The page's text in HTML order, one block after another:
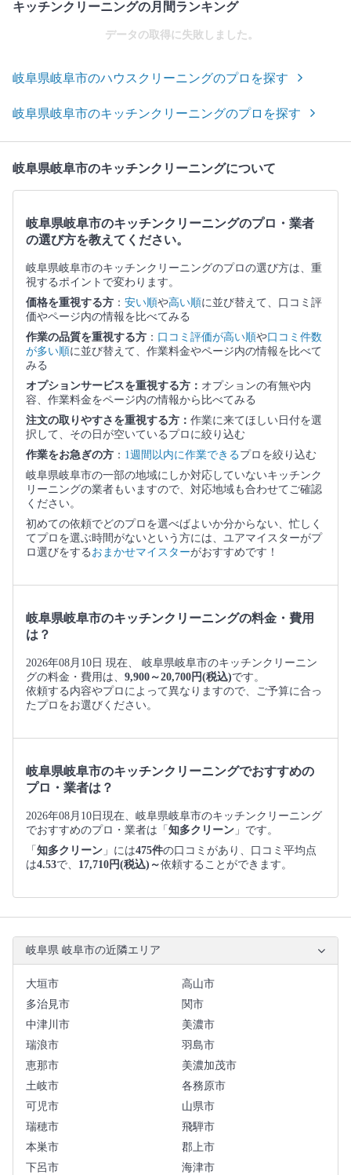
キッチンクリーニングの月間ランキング
データの取得に失敗しました。
岐阜県岐阜市のハウスクリーニングのプロを探す
岐阜県岐阜市のキッチンクリーニングのプロを探す
岐阜県岐阜市のキッチンクリーニングについて
岐阜県岐阜市のキッチンクリーニングのプロ・業者
の選び方を教えてください。
岐阜県岐阜市のキッチンクリーニングのプロの選び方は、重
視するポイントで変わります。
価格を重視する方 ： 安い順や高い順に並び替えて、口コミ評
価やページ内の情報を比べてみる
作業の品質を重視する方 ： 口コミ評価が高い順や口コミ件数
が多い順に並び替えて、作業料金やページ内の情報を比べて
みる
オプションサービスを重視する方： オプションの有無や内
容、作業料金をページ内の情報から比べてみる
注文の取りやすさを重視する方： 作業に来てほしい日付を選
択して、その日が空いているプロに絞り込む
作業をお急ぎの方 ： 1週間以内に作業できるプロを絞り込む
岐阜県岐阜市の一部の地域にしか対応していないキッチンク
リーニングの業者もいますので、対応地域も合わせてご確認
ください。
初めての依頼でどのプロを選べばよいか分からない、忙しく
てプロを選ぶ時間がないという方には、ユアマイスターがプ
ロ選びをする おまかせマイスターがおすすめです！
岐阜県岐阜市のキッチンクリーニングの料金・費用
は？
2026年08月10日 現在、 岐阜県岐阜市のキッチンクリーニン
グの料金・費用は、 9,900～20,700円(税込)です。
依頼する内容やプロによって異なりますので、ご予算に合っ
たプロをお選びください。
岐阜県岐阜市のキッチンクリーニングでおすすめの
プロ・業者は？
2026年08月10日現在、岐阜県岐阜市のキッチンクリーニング
でおすすめのプロ・業者は「 知多クリーン 」です。
「 知多クリーン 」には475件の口コミがあり、口コミ平均点
は4.53で、 17,710円(税込)～依頼することができます。
岐阜県 岐阜市の近隣エリア
大垣市
高山市
多治見市
関市
中津川市
美濃市
瑞浪市
羽島市
恵那市
美濃加茂市
土岐市
各務原市
可児市
山県市
瑞穂市
飛騨市
本巣市
郡上市
下呂市
海津市